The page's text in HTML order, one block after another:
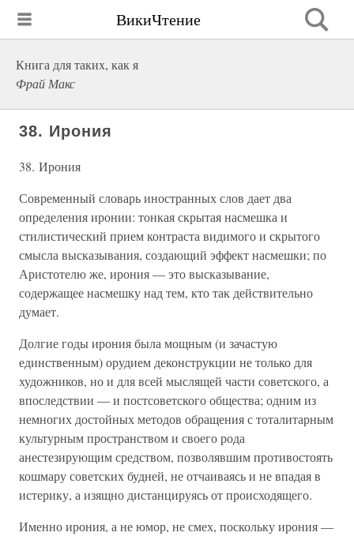
ВикиЧтение
Книга для таких, как я
Фрай Макс
38. Ирония
38. Ирония
Современный словарь иностранных слов дает два
определения иронии: тонкая скрытая насмешка и
стилистический прием контраста видимого и скрытого
смысла высказывания, создающий эффект насмешки; по
Аристотелю же, ирония — это высказывание,
содержащее насмешку над тем, кто так действительно
думает.
Долгие годы ирония была мощным (и зачастую
единственным) орудием деконструкции не только для
художников, но и для всей мыслящей части советского, а
впоследствии — и постсоветского общества; одним из
немногих достойных методов обращения с тоталитарным
культурным пространством и своего рода
анестезирующим средством, позволявшим противостоять
кошмару советских будней, не отчаиваясь и не впадая в
истерику, а изящно дистанцируясь от происходящего.
Именно ирония, а не юмор, не смех, поскольку ирония —